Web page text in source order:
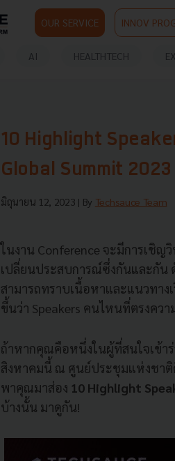
OUR SERVICE INNOV
AI HEALTHTECH
10 Highlight
Global Summit 2023
มิถุนายน 12, 2023 | By Techsauce Team
ในงาน Conference จะมีการเชิ
เปลี่ยนประสบการณ์ซึ่งกันและกัน
สามารถทราบเนื้อหาและแนวทาง
ขึ้นว่า Speakers คนไหนที่ตรงคว
ถ้าหากคุณคือหนึ่งในผู้ที่สนใจเข้า
สิงหาคมนี้ ณ ศูนย์ประชุมแห่งชาติ
พาคุณมาส่อง 10 Highlight
บ้างนั้น มาดูกัน!